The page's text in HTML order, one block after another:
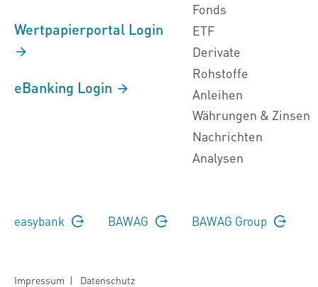
Wertpapierportal Login
eBanking Login
Fonds
ETF
Derivate
Rohstoffe
Anleihen
Währungen & Zinsen
Nachrichten
Analysen
easybank BAWAG BAWAG Group
Impressum | Datenschutz